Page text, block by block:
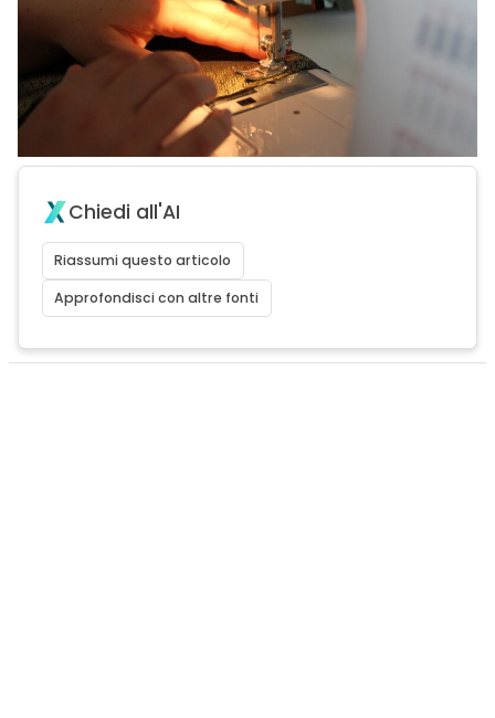
Chiedi all'AI
Riassumi questo articolo
Approfondisci con altre fonti